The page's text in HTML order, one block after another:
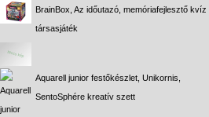
BrainBox, Az időutazó, memóriafejlesztő kvíz
társasjáték
Aquarell junior festőkészlet, Unikornis,
SentoSphére kreatív szett